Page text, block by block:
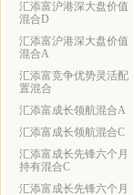
汇添富沪港深大盘价值
混合D
汇添富沪港深大盘价值
混合A
汇添富竞争优势灵活配
置混合
汇添富成长领航混合A
汇添富成长领航混合C
汇添富成长先锋六个月
持有混合C
汇添富成长先锋六个月